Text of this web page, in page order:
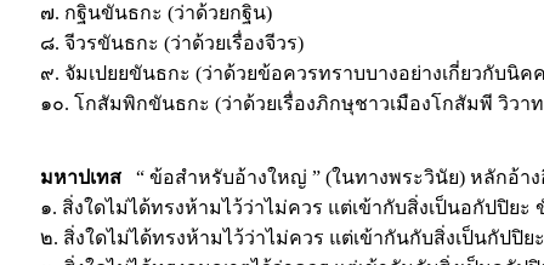
๗. กฐินขันธกะ (ว่าด้วยกฐิน)
๘. จีวรขันธกะ (ว่าด้วยเรื่องจีวร)
๙. จัมเปยยขันธกะ (ว่าด้วยข้อควรทราบบางอย่างเกี่ยวกับนิค
๑๐. โกสัมพิกขันธกะ (ว่าด้วยเรื่องภิกษุชาวเมืองโกสัมพี วิว
มหาปเทส
“ ข้อสำหรับอ้างใหญ่ ” (ในทางพระวินัย) หลักอ้า
๑. สิ่งใดไม่ได้ทรงห้ามไว้ว่าไม่ควร แต่เข้ากับสิ่งเป็นอกัปปิย
๒. สิ่งใดไม่ได้ทรงห้ามไว้ว่าไม่ควร แต่เข้ากันกับสิ่งเป็นกัปปิ